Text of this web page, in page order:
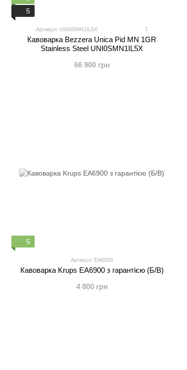
5
Артикул: UNI0SMN1IL5X 1
Кавоварка Bezzera Unica Pid MN 1GR
Stainless Steel UNI0SMN1IL5X
66 900 грн
5
Артикул: EA6900
Кавоварка Krups EA6900 з гарантією (Б/В)
4 800 грн